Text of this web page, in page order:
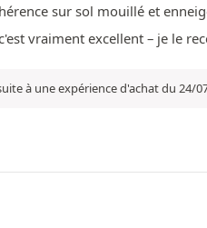
sur sol mouillé et
vraiment excellent – je le
à une expérience d'achat du 24/